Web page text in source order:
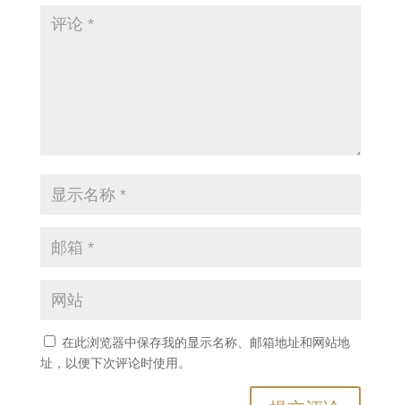
在此浏览器中保存我的显示名称、邮箱地址和网站地
址，以便下次评论时使用。